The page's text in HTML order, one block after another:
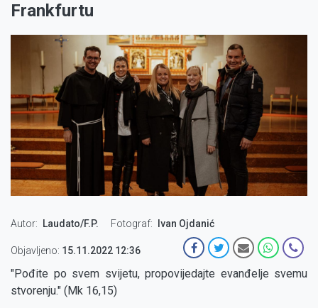
Frankfurtu
Autor Laudato/F.P. Fotograf Ivan Ojdanić
Objavljeno: 15.11.2022 12:36
"Pođite po svem svijetu, propovijedajte evanđelje svemu
stvorenju." (Mk 16,15)